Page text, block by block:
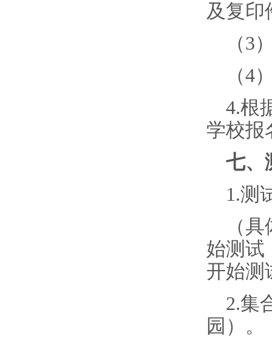
及复印
（3
（4
4.根
学校报
七、
1.测
（
始测试
开始测
2.集
园）。